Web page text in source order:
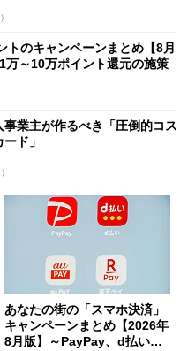
トのキャンペーンまとめ【8月
～10万ポイント還元の施策
事業主が作るべき「圧倒的コス
ド」
あなたの街の「スマホ決済」
キャンペーンまとめ【2026年
8月版】～PayPay、d払い、a